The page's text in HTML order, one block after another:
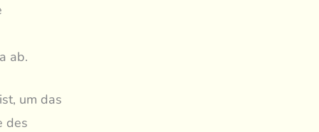
ab.
um das
des